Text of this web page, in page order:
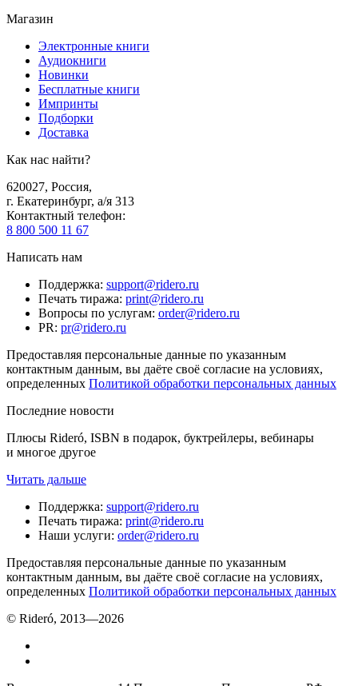
Магазин
Электронные книги
Аудиокниги
Новинки
Бесплатные книги
Импринты
Подборки
Доставка
Как нас найти?
620027, Россия,
г. Екатеринбург, а/я 313
Контактный телефон:
8 800 500 11 67
Написать нам
Поддержка: support@ridero.ru
Печать тиража: print@ridero.ru
Вопросы по услугам: order@ridero.ru
PR: pr@ridero.ru
Предоставляя персональные данные по указанным
контактным данным, вы даёте своё согласие на условиях,
определенных Политикой обработки персональных данных
Последние новости
Плюсы Rideró, ISBN в подарок, буктрейлеры, вебинары
и многое другое
Читать дальше
Поддержка: support@ridero.ru
Печать тиража: print@ridero.ru
Наши услуги: order@ridero.ru
Предоставляя персональные данные по указанным
контактным данным, вы даёте своё согласие на условиях,
определенных Политикой обработки персональных данных
© Rideró, 2013—2026